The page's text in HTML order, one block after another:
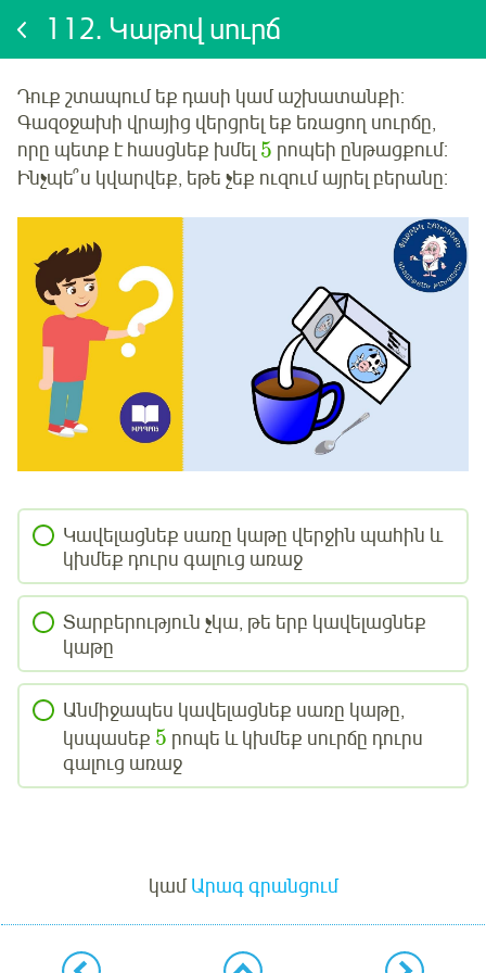
112. Կաթով սուրճ
Դուք շտապում եք դասի կամ աշխատանքի:
Գազօջախի վրայից վերցրել եք եռացող սուրճը,
որը պետք է հասցնեք խմել 5 րոպեի ընթացքում:
Ինչպե՞ս կվարվեք, եթե չեք ուզում այրել բերանը:
Կավելացնեք սառը կաթը վերջին պահին և
կխմեք դուրս գալուց առաջ
Տարբերություն չկա, թե երբ կավելացնեք
կաթը
Անմիջապես կավելացնեք սառը կաթը,
կսպասեք 5 րոպե և կխմեք սուրճը դուրս
գալուց առաջ
կամԱրագ գրանցում